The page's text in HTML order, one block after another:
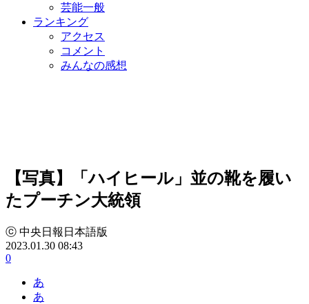
芸能一般
ランキング
アクセス
コメント
みんなの感想
【写真】「ハイヒール」並の靴を履い
たプーチン大統領
ⓒ 中央日報日本語版
2023.01.30 08:43
0
あ
あ